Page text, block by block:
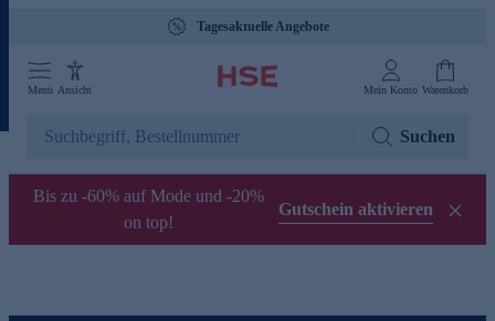
Tagesaktuelle Angebote
Menü Ansicht Mein Konto Warenkorb
Suchen
Bis zu -60% auf Mode und -20%
on top!
Gutschein aktivieren